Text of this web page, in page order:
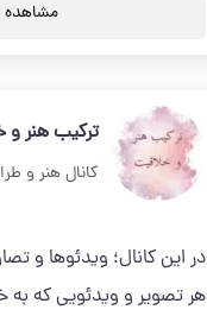
مشاهده
ترکیب هنر و
کانال هنر و
در این کانال؛ ویدئوها و
هر تصویر و ویدئویی که به